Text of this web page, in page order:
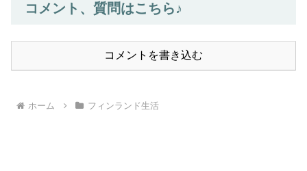
コメント、質問はこちら♪
コメントを書き込む
ホーム フィンランド生活